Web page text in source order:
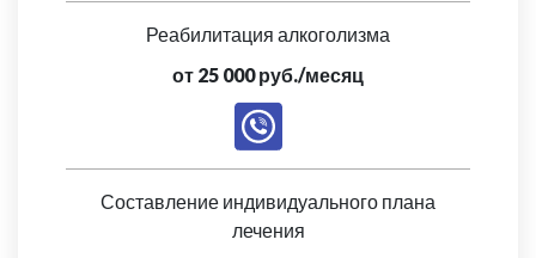
Реабилитация алкоголизма
от 25 000 руб./месяц
Составление индивидуального плана
лечения